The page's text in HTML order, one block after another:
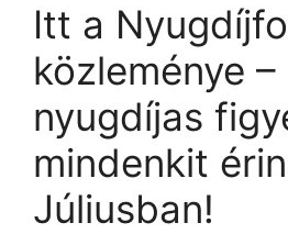
Itt a
közleménye –
nyugdíjas
mindenkit
Júliusban!